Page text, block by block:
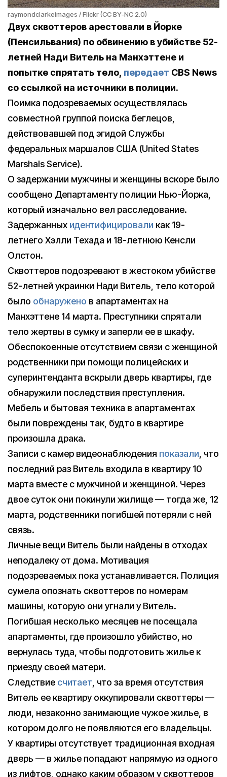
raymondclarkeimages / Flickr (CC BY-NC 2.0)
Двух сквоттеров арестовали в Йорке
(Пенсильвания) по обвинению в убийстве 52-
летней Нади Витель на Манхэттене и
попытке спрятать тело, передает CBS News
со ссылкой на источники в полиции.
Поимка подозреваемых осуществлялась
совместной группой поиска беглецов,
действовавшей под эгидой Службы
федеральных маршалов США (United States
Marshals Service).
О задержании мужчины и женщины вскоре было
сообщено Департаменту полиции Нью-Йорка,
который изначально вел расследование.
Задержанных идентифицировали как 19-
летнего Хэлли Техада и 18-летнюю Кенсли
Олстон.
Сквоттеров подозревают в жестоком убийстве
52-летней украинки Нади Витель, тело которой
было обнаружено в апартаментах на
Манхэттене 14 марта. Преступники спрятали
тело жертвы в сумку и заперли ее в шкафу.
Обеспокоенные отсутствием связи с женщиной
родственники при помощи полицейских и
суперинтенданта вскрыли дверь квартиры, где
обнаружили последствия преступления.
Мебель и бытовая техника в апартаментах
были повреждены так, будто в квартире
произошла драка.
Записи с камер видеонаблюдения показали, что
последний раз Витель входила в квартиру 10
марта вместе с мужчиной и женщиной. Через
двое суток они покинули жилище — тогда же, 12
марта, родственники погибшей потеряли с ней
связь.
Личные вещи Витель были найдены в отходах
неподалеку от дома. Мотивация
подозреваемых пока устанавливается. Полиция
сумела опознать сквоттеров по номерам
машины, которую они угнали у Витель.
Погибшая несколько месяцев не посещала
апартаменты, где произошло убийство, но
вернулась туда, чтобы подготовить жилье к
приезду своей матери.
Следствие считает, что за время отсутствия
Витель ее квартиру оккупировали сквоттеры —
люди, незаконно занимающие чужое жилье, в
котором долго не появляются его владельцы.
У квартиры отсутствует традиционная входная
дверь — в жилье попадают напрямую из одного
из лифтов, однако каким образом у сквоттеров